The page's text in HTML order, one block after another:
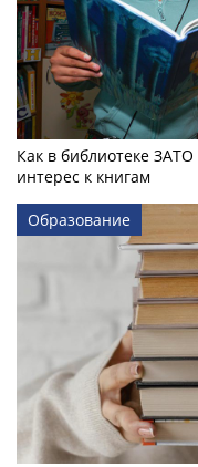
Как в библиотеке
интерес к книгам
Образование